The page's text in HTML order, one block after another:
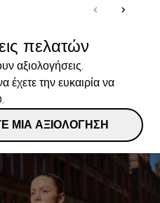
πελατών
αξιολογήσεις.
έχετε την ευκαιρία να
ΜΙΑ ΑΞΙΟΛΌΓΗΣΗ